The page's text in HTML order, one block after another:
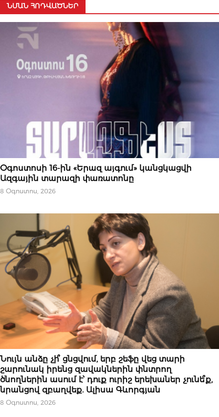
ՆՄԱՆ ՀՈԴՎԱԾՆԵՐ
ՄՇԱԿՈՒԹԱՅԻՆ
Օգոստոսի 16-ին «Երազ այգում» կանցկացվի
Ազգային տարազի փառատոնը
8 Օգոստոս, 2026
ԿԱՐԵՎՈՐԸ
Նույն անձը չի՞ ցնցվում, երբ շեֆը վեց տարի
շարունակ իրենց զավակներին փնտրող
ծնողներին ասում է՝ դուք ուրիշ երեխաներ չունե՞ք,
նրանցով զբաղվեք. Ալիսա Գևորգյան
8 Օգոստոս, 2026